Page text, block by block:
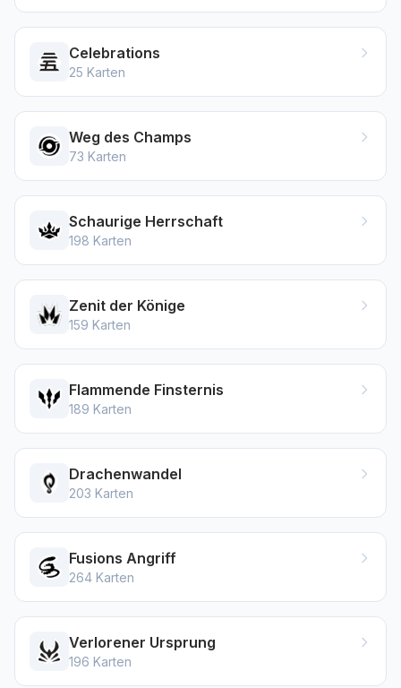
Celebrations
25 Karten
Weg des Champs
73 Karten
Schaurige Herrschaft
198 Karten
Zenit der Könige
159 Karten
Flammende Finsternis
189 Karten
Drachenwandel
203 Karten
Fusions Angriff
264 Karten
Verlorener Ursprung
196 Karten